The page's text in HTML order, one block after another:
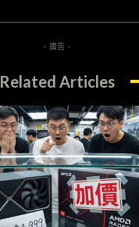
- 廣告 -
Related Articles